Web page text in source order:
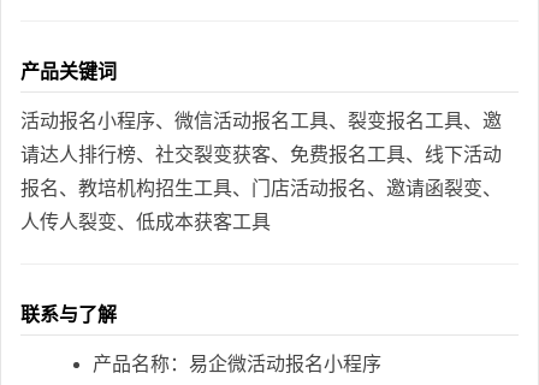
产品关键词
活动报名小程序、微信活动报名工具、裂变报名工具、邀
请达人排行榜、社交裂变获客、免费报名工具、线下活动
报名、教培机构招生工具、门店活动报名、邀请函裂变、
人传人裂变、低成本获客工具
联系与了解
产品名称：易企微活动报名小程序